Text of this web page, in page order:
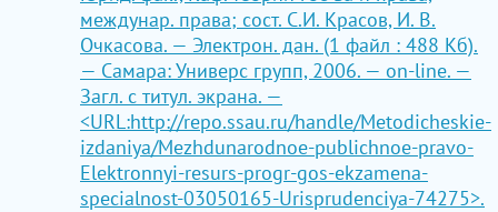
междунар. права; сост. С.И. Красов, И. В.
Очкасова. — Электрон. дан. (1 файл : 488 Кб).
— Самара: Универс групп, 2006. — on-line. —
Загл. с титул. экрана. —
<URL:http://repo.ssau.ru/handle/Metodicheskie-
izdaniya/Mezhdunarodnoe-publichnoe-pravo-
Elektronnyi-resurs-progr-gos-ekzamena-
specialnost-03050165-Urisprudenciya-74275>.